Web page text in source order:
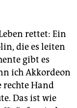
rettet: Ein
die es leiten
gibt es
ich Akkordeon
rechte Hand
Das ist wie